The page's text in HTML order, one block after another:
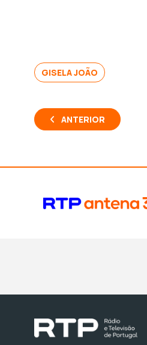
GISELA JOÃO
ANTERIOR